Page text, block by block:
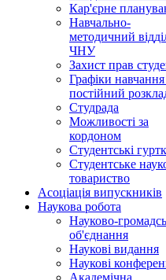
Кар'єрне
Навчально-
методичний
ЧНУ
Захист прав
Графіки навчання
постійний
Студрада
Можливості за
кордоном
Студентські
Студентське
товариство
Асоціація випускників
Наукова робота
Науково-
об'єднання
Наукові видання
Наукові
Академічна